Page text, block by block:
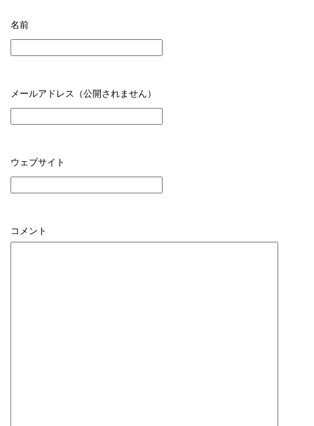
名前
メールアドレス（公開されません）
ウェブサイト
コメント